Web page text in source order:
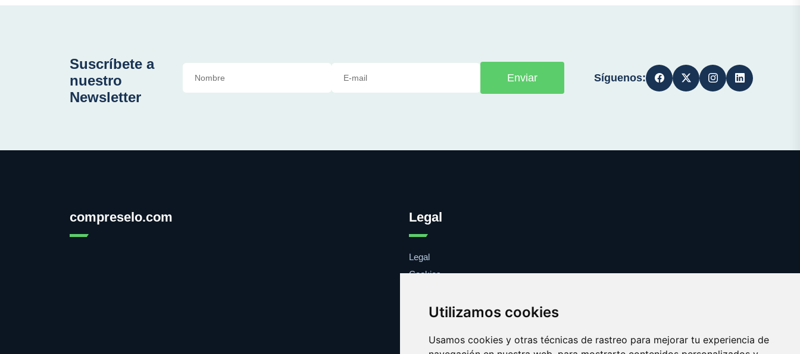
Utilizamos cookies
Usamos cookies y otras técnicas de rastreo para mejorar tu experiencia de
Suscríbete a
nuestro
Newsletter
Enviar Síguenos:
compreselo.com Legal
Legal
Cookies